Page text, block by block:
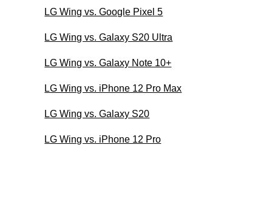
LG Wing vs. Google Pixel 5
LG Wing vs. Galaxy S20 Ultra
LG Wing vs. Galaxy Note 10+
LG Wing vs. iPhone 12 Pro Max
LG Wing vs. Galaxy S20
LG Wing vs. iPhone 12 Pro